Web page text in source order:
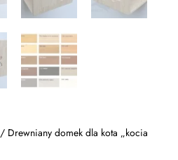
/ Drewniany domek dla kota „kocia